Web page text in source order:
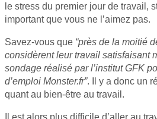
le stress du premier jour de travail,
important que vous ne l’aimez pas.
Savez-vous que “près de la moitié
considèrent leur travail satisfaisant
sondage réalisé par l’institut GFK
d’emploi Monster.fr”. Il y a donc un
quant au bien-être au travail.